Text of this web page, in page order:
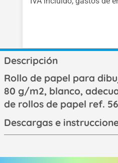
Descripción
Rollo de papel para
80 g/m2, blanco,
de rollos de papel ref.
Descargas e